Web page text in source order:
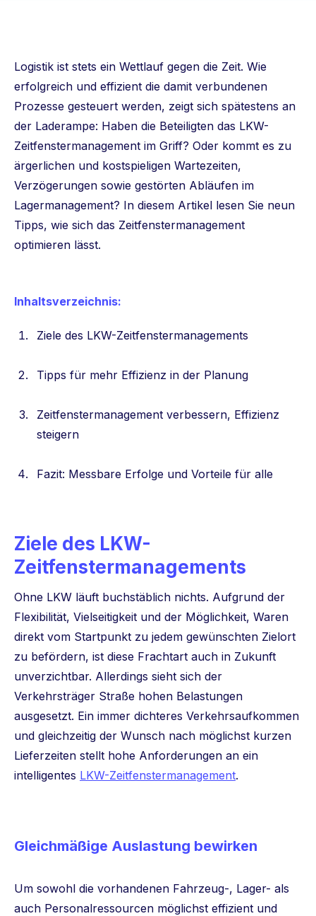
Logistik ist stets ein Wettlauf gegen die Zeit. Wie
erfolgreich und effizient die damit verbundenen
Prozesse gesteuert werden, zeigt sich spätestens an
der Laderampe: Haben die Beteiligten das LKW-
Zeitfenstermanagement im Griff? Oder kommt es zu
ärgerlichen und kostspieligen Wartezeiten,
Verzögerungen sowie gestörten Abläufen im
Lagermanagement? In diesem Artikel lesen Sie neun
Tipps, wie sich das Zeitfenstermanagement
optimieren lässt.
Inhaltsverzeichnis:
Ziele des LKW-Zeitfenstermanagements
Tipps für mehr Effizienz in der Planung
Zeitfenstermanagement verbessern, Effizienz
steigern
Fazit: Messbare Erfolge und Vorteile für alle
Ziele des LKW-
Zeitfenstermanagements
Ohne LKW läuft buchstäblich nichts. Aufgrund der
Flexibilität, Vielseitigkeit und der Möglichkeit, Waren
direkt vom Startpunkt zu jedem gewünschten Zielort
zu befördern, ist diese Frachtart auch in Zukunft
unverzichtbar. Allerdings sieht sich der
Verkehrsträger Straße hohen Belastungen
ausgesetzt. Ein immer dichteres Verkehrsaufkommen
und gleichzeitig der Wunsch nach möglichst kurzen
Lieferzeiten stellt hohe Anforderungen an ein
intelligentes LKW-Zeitfenstermanagement.
Gleichmäßige Auslastung bewirken
Um sowohl die vorhandenen Fahrzeug-, Lager- als
auch Personalressourcen möglichst effizient und